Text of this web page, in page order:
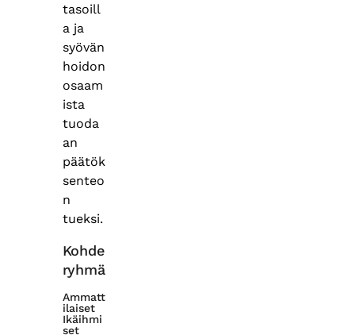
tasoill
a ja
syövän
hoidon
osaam
ista
tuoda
an
päätök
senteo
n
tueksi.
Kohde
ryhmä
Ammatt
ilaiset
Ikäihmi
set